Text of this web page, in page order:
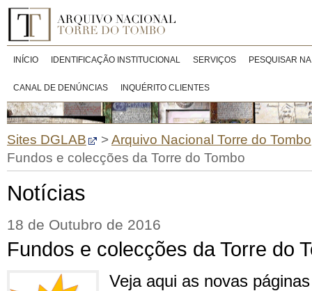
INÍCIO IDENTIFICAÇÃO INSTITUCIONAL SERVIÇOS PESQUISAR
CANAL DE DENÚNCIAS INQUÉRITO CLIENTES
Sites DGLAB >Arquivo Nacional Torre do Tombo
Fundos e colecções da Torre do Tombo
Notícias
18 de Outubro de 2016
Fundos e colecções da Torre do
Veja aqui as novas